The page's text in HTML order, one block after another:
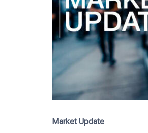
Market Update